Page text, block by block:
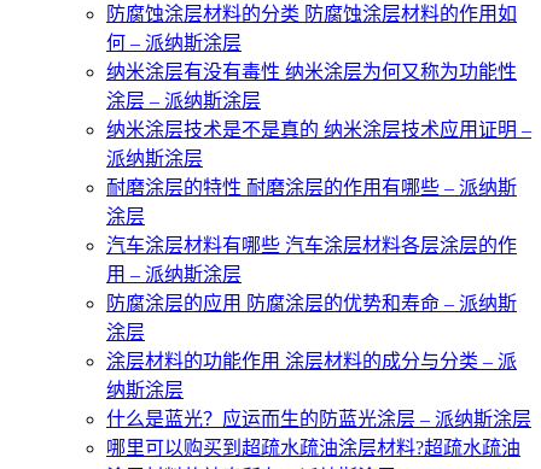
防腐蚀涂层材料的分类 防腐蚀涂层材料的作用如
何 – 派纳斯涂层
纳米涂层有没有毒性 纳米涂层为何又称为功能性
涂层 – 派纳斯涂层
纳米涂层技术是不是真的 纳米涂层技术应用证明 –
派纳斯涂层
耐磨涂层的特性 耐磨涂层的作用有哪些 – 派纳斯
涂层
汽车涂层材料有哪些 汽车涂层材料各层涂层的作
用 – 派纳斯涂层
防腐涂层的应用 防腐涂层的优势和寿命 – 派纳斯
涂层
涂层材料的功能作用 涂层材料的成分与分类 – 派
纳斯涂层
什么是蓝光？应运而生的防蓝光涂层 – 派纳斯涂层
哪里可以购买到超疏水疏油涂层材料?超疏水疏油